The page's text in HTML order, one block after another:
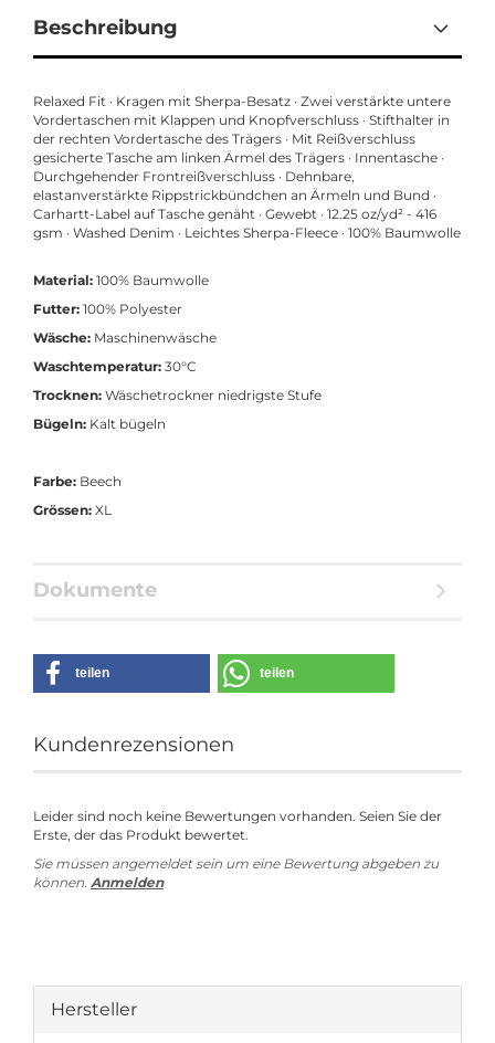
Beschreibung
Relaxed Fit · Kragen mit Sherpa-Besatz · Zwei verstärkte untere
Vordertaschen mit Klappen und Knopfverschluss · Stifthalter in
der rechten Vordertasche des Trägers · Mit Reißverschluss
gesicherte Tasche am linken Ärmel des Trägers · Innentasche ·
Durchgehender Frontreißverschluss · Dehnbare,
elastanverstärkte Rippstrickbündchen an Ärmeln und Bund ·
Carhartt-Label auf Tasche genäht · Gewebt · 12.25 oz/yd² - 416
gsm · Washed Denim · Leichtes Sherpa-Fleece · 100% Baumwolle
Material: 100% Baumwolle
Futter: 100% Polyester
Wäsche: Maschinenwäsche
Waschtemperatur: 30°C
Trocknen: Wäschetrockner niedrigste Stufe
Bügeln: Kalt bügeln
Farbe: Beech
Grössen: XL
Dokumente
teilen teilen
Kundenrezensionen
Leider sind noch keine Bewertungen vorhanden. Seien Sie der
Erste, der das Produkt bewertet.
Sie müssen angemeldet sein um eine Bewertung abgeben zu
können. Anmelden
Hersteller